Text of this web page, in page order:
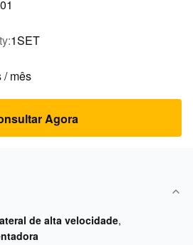
1SET
/ mês
Agora
de alta velocidade,